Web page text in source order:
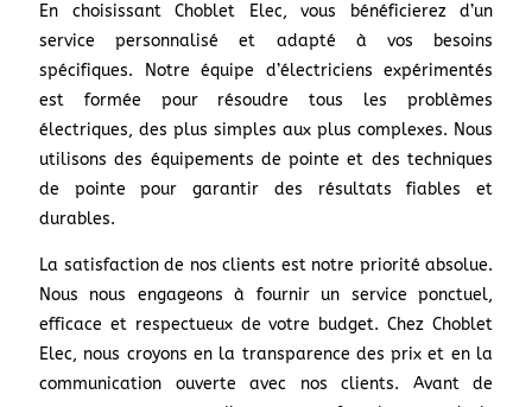
En choisissant Choblet Elec, vous bénéficierez d’un
service personnalisé et adapté à vos besoins
spécifiques. Notre équipe d’électriciens expérimentés
est formée pour résoudre tous les problèmes
électriques, des plus simples aux plus complexes. Nous
utilisons des équipements de pointe et des techniques
de pointe pour garantir des résultats fiables et
durables.
La satisfaction de nos clients est notre priorité absolue.
Nous nous engageons à fournir un service ponctuel,
efficace et respectueux de votre budget. Chez Choblet
Elec, nous croyons en la transparence des prix et en la
communication ouverte avec nos clients. Avant de